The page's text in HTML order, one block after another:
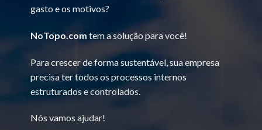
gasto e os motivos?
NoTopo.com tem a solução para você!
Para crescer de forma sustentável, sua empresa
precisa ter todos os processos internos
estruturados e controlados.
Nós vamos ajudar!